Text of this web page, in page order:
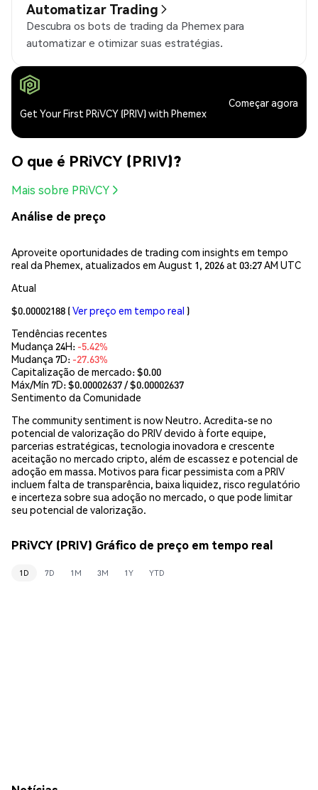
Automatizar Trading
Descubra os bots de trading da Phemex para
automatizar e otimizar suas estratégias.
Get Your First PRiVCY (PRIV) with Phemex
Começar agora
O que é PRiVCY (PRIV)?
Mais sobre PRiVCY
Análise de preço
Aproveite oportunidades de trading com insights em tempo
real da Phemex, atualizados em August 1, 2026 at 03:27 AM UTC
Atual
$0.00002188 (Ver preço em tempo real )
Tendências recentes
Mudança 24H: -5.42%
Mudança 7D: -27.63%
Capitalização de mercado:$0.00
Máx/Mín 7D: $0.00002637/ $0.00002637
Sentimento da Comunidade
The community sentiment is now Neutro. Acredita-se no
potencial de valorização do PRIV devido à forte equipe,
parcerias estratégicas, tecnologia inovadora e crescente
aceitação no mercado cripto, além de escassez e potencial de
adoção em massa. Motivos para ficar pessimista com a PRIV
incluem falta de transparência, baixa liquidez, risco regulatório
e incerteza sobre sua adoção no mercado, o que pode limitar
seu potencial de valorização.
PRiVCY (PRIV) Gráfico de preço em tempo real
1D 7D 1M 3M 1Y YTD